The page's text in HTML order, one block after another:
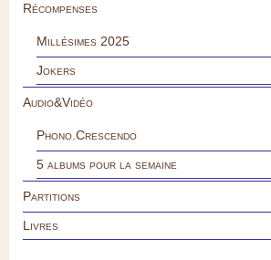
Récompenses
Millésimes 2025
Jokers
Audio&Vidéo
Phono.Crescendo
5 albums pour la semaine
Partitions
Livres